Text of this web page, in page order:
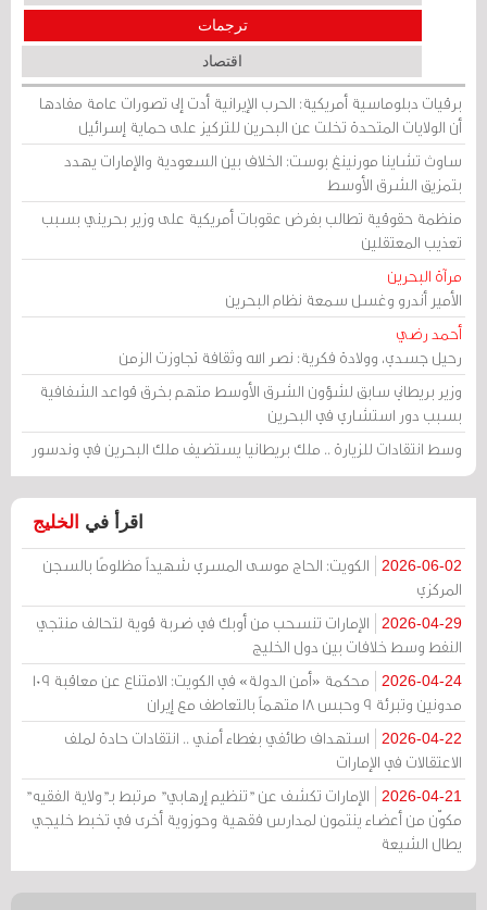
ترجمات
اقتصاد
برقيات دبلوماسية أمريكية: الحرب الإيرانية أدت إلى تصورات عامة مفادها
أن الولايات المتحدة تخلت عن البحرين للتركيز على حماية إسرائيل
ساوث تشاينا مورنينغ بوست: الخلاف بين السعودية والإمارات يهدد
بتمزيق الشرق الأوسط
منظمة حقوقية تطالب بفرض عقوبات أمريكية على وزير بحريني بسبب
تعذيب المعتقلين
مرآة البحرين
الأمير أندرو وغسل سمعة نظام البحرين
أحمد رضي
رحيل جسدي، وولادة فكرية: نصر الله وثقافة تجاوزت الزمن
وزير بريطاني سابق لشؤون الشرق الأوسط متهم بخرق قواعد الشفافية
بسبب دور استشاري في البحرين
وسط انتقادات للزيارة .. ملك بريطانيا يستضيف ملك البحرين في وندسور
اقرأ في الخليج
2026-06-02
الكويت: الحاج موسى المسري شهيداً مظلومًا بالسجن
المركزي
2026-04-29
الإمارات تنسحب من أوبك في ضربة قوية لتحالف منتجي
النفط وسط خلافات بين دول الخليج
2026-04-24
محكمة «أمن الدولة» في الكويت: الامتناع عن معاقبة 109
مدونين وتبرئة 9 وحبس 18 متهماً بالتعاطف مع إيران
2026-04-22
استهداف طائفي بغطاء أمني .. انتقادات حادة لملف
الاعتقالات في الإمارات
2026-04-21
الإمارات تكشف عن "تنظيم إرهابي" مرتبط بـ"ولاية الفقيه"
مكوّن من أعضاء ينتمون لمدارس فقهية وحوزوية أخرى في تخبط خليجي
يطال الشيعة